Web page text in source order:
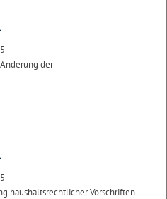
der
haushaltsrechtlicher Vorschriften